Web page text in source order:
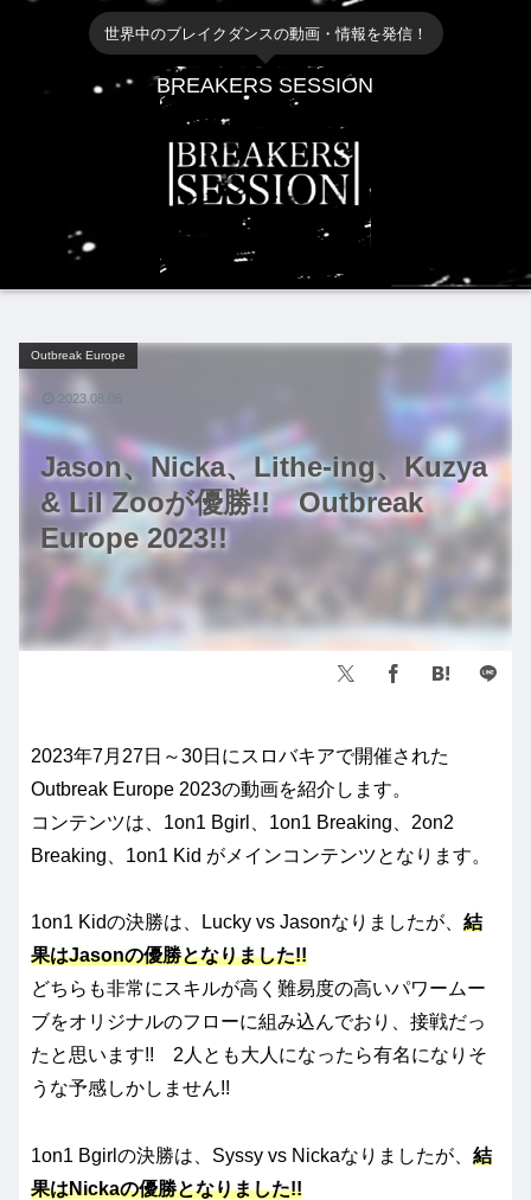
世界中のブレイクダンスの動画・情報を発信！
BREAKERS SESSION
Jason、Nicka、Lithe-ing、Kuzya
& Lil Zooが優勝!! Outbreak
Europe 2023!!
Outbreak Europe
2023.08.06
2023年7月27日～30日にスロバキアで開催された
Outbreak Europe 2023の動画を紹介します。
コンテンツは、1on1 Bgirl、1on1 Breaking、2on2
Breaking、1on1 Kid がメインコンテンツとなります。
1on1 Kidの決勝は、Lucky vs Jasonなりましたが、 結
果はJasonの優勝となりました!!
どちらも非常にスキルが高く難易度の高いパワームー
ブをオリジナルのフローに組み込んでおり、接戦だっ
たと思います!! 2人とも大人になったら有名になりそ
うな予感しかしません!!
1on1 Bgirlの決勝は、Syssy vs Nickaなりましたが、 結
果はNickaの優勝となりました!!